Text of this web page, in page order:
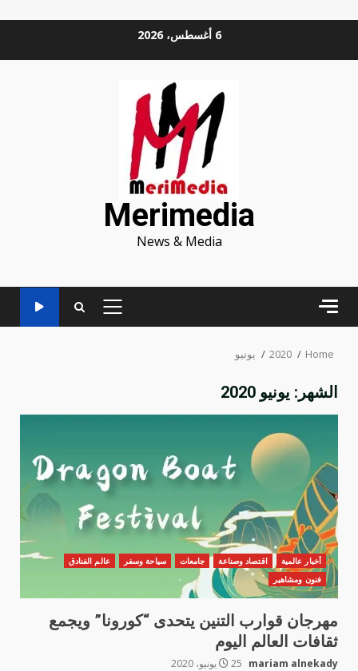
6 أغسطس، 2026
Merimedia
News & Media
PRIMARY
Home
2020 يونيو
الشهر: يونيو 2020
أخبار عالمية اقتصاد وصناعة جامعات سياحة وسفر
عالم الفنادق
فنون ومشاهير
مهرجان قوارب التنين يتحدى “كورونا” ويجمع
ثقافات العالم اليوم
mariam alnekady 25 يونيو، 2020